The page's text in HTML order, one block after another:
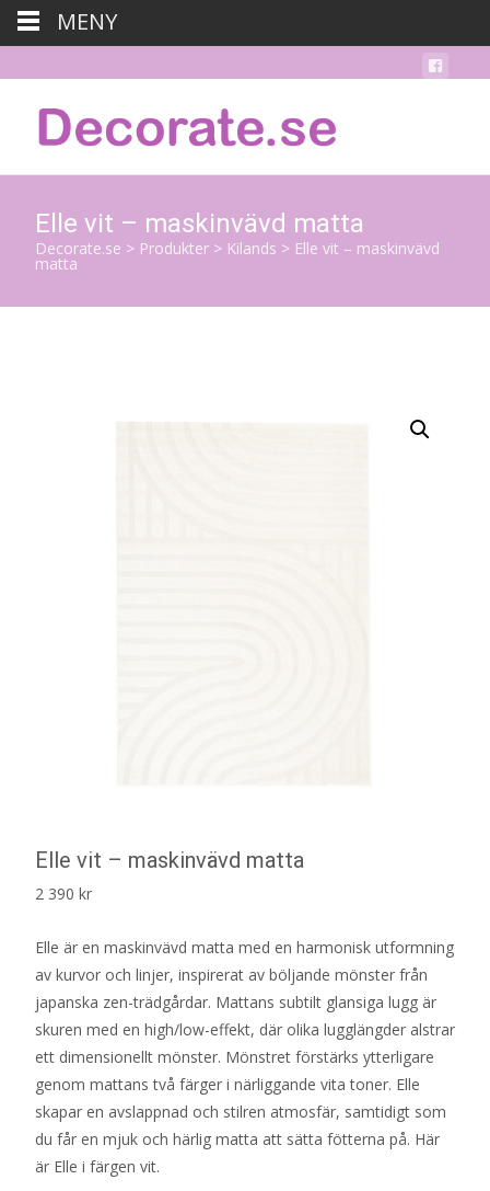
Elle vit – maskinvävd matta
Decorate.se > Produkter > Kilands > Elle vit – maskinvävd
matta
Elle vit – maskinvävd matta
2 390 kr
Elle är en maskinvävd matta med en harmonisk utformning
av kurvor och linjer, inspirerat av böljande mönster från
japanska zen-trädgårdar. Mattans subtilt glansiga lugg är
skuren med en high/low-effekt, där olika lugglängder alstrar
ett dimensionellt mönster. Mönstret förstärks ytterligare
genom mattans två färger i närliggande vita toner. Elle
skapar en avslappnad och stilren atmosfär, samtidigt som
du får en mjuk och härlig matta att sätta fötterna på. Här
är Elle i färgen vit.
MENY